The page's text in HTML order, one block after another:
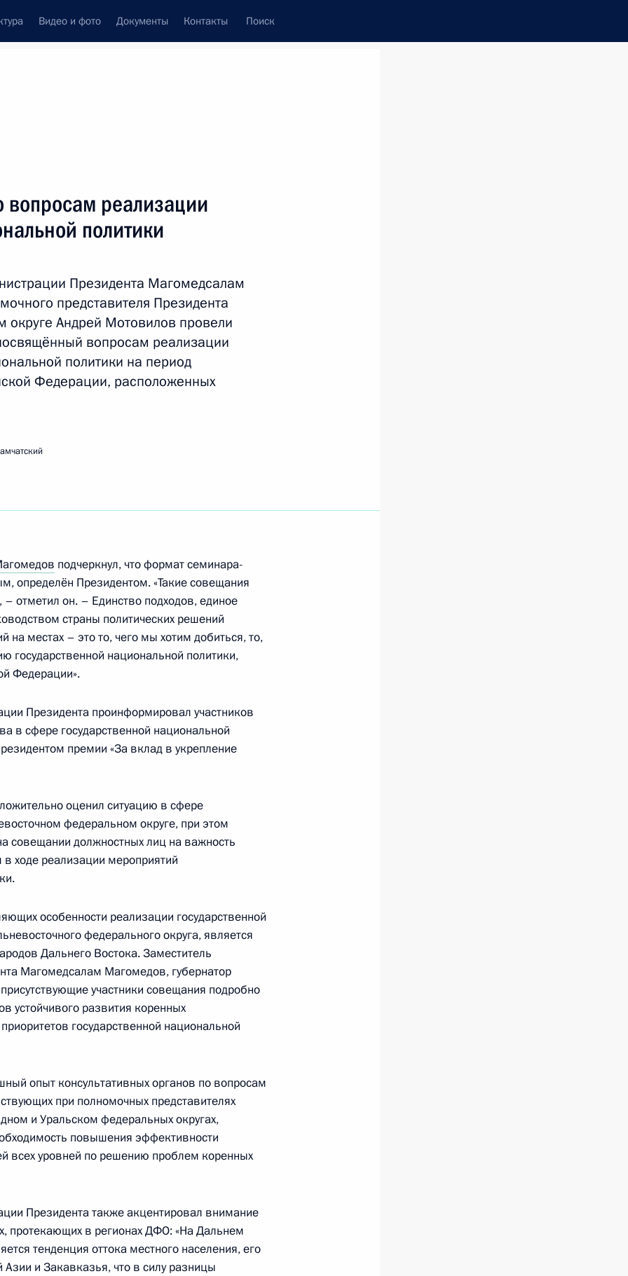
Видео и фото Документы Контакты Поиск
по реализации
детей
поддержку
8
коррупции
о развитии внутренних
политики
развития интернета
и взаимодействии
реализации
политики
Президента Магомедсалам
представителя Президента
Андрей Мотовилов провели
вопросам реализации
политики на период
Федерации, расположенных
подчеркнул, что формат семинара-
определён Президентом. «Такие совещания
– отметил он. – Единство подходов, единое
страны политических решений
на местах – это то, чего мы хотим добиться, то,
государственной национальной политики,
Федерации».
Президента проинформировал участников
в сфере государственной национальной
премии «За вклад в укрепление
оценил ситуацию в сфере
федеральном округе, при этом
совещании должностных лиц на важность
ходе реализации мероприятий
особенности реализации государственной
федерального округа, является
Дальнего Востока. Заместитель
Магомедсалам Магомедов, губернатор
участники совещания подробно
устойчивого развития коренных
государственной национальной
опыт консультативных органов по вопросам
при полномочных представителях
и Уральском федеральных округах,
повышения эффективности
всех уровней по решению проблем коренных
Президента также акцентировал внимание
протекающих в регионах ДФО: «На Дальнем
тенденция оттока местного населения, его
и Закавказья, что в силу разницы